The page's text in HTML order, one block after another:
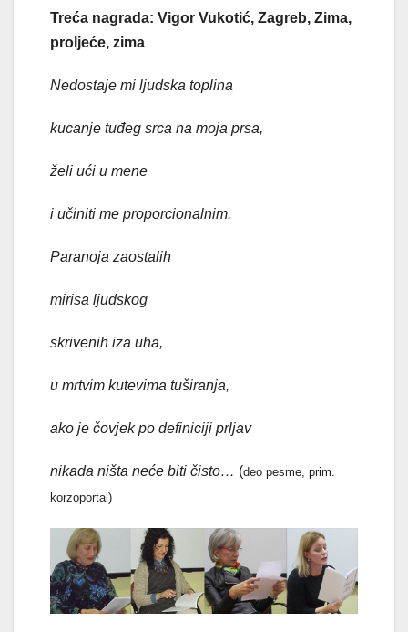
Treća nagrada: Vigor Vukotić, Zagreb, Zima,
proljeće, zima
Nedostaje mi ljudska toplina
kucanje tuđeg srca na moja prsa,
želi ući u mene
i učiniti me proporcionalnim.
Paranoja zaostalih
mirisa ljudskog
skrivenih iza uha,
u mrtvim kutevima tuširanja,
ako je čovjek po definiciji prljav
nikada ništa neće biti čisto… (deo pesme, prim.
korzoportal)